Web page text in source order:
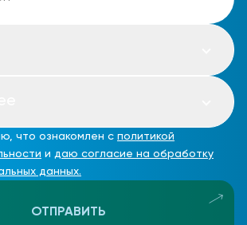
что ознакомлен с политикой
и даю согласие на обработку
данных.
ОТПРАВИТЬ